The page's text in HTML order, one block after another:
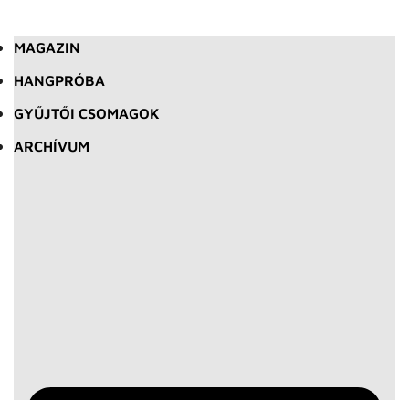
MAGAZIN
HANGPRÓBA
GYŰJTŐI CSOMAGOK
ARCHÍVUM